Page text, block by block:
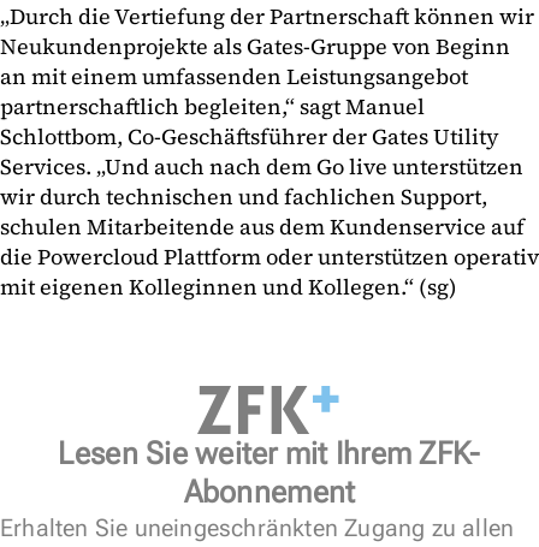
„Durch die Vertiefung der Partnerschaft können wir
Neukundenprojekte als Gates-Gruppe von Beginn
an mit einem umfassenden Leistungsangebot
partnerschaftlich begleiten,“ sagt Manuel
Schlottbom, Co-Geschäftsführer der Gates Utility
Services. „Und auch nach dem Go live unterstützen
wir durch technischen und fachlichen Support,
schulen Mitarbeitende aus dem Kundenservice auf
die Powercloud Plattform oder unterstützen operativ
mit eigenen Kolleginnen und Kollegen.“ (sg)
Lesen Sie weiter mit Ihrem ZFK-
Abonnement
Erhalten Sie uneingeschränkten Zugang zu allen